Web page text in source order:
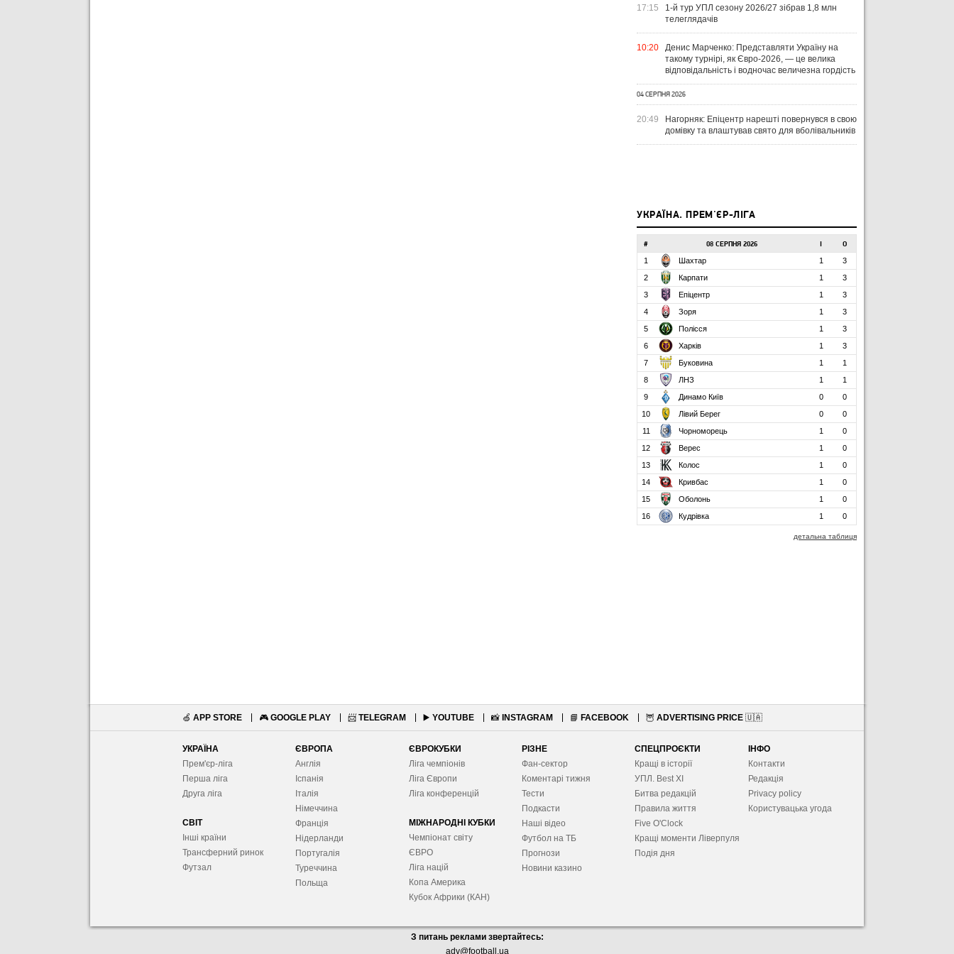
17:15
1-й тур УПЛ сезону 2026/27 зібрав 1,8 млн
телеглядачів
10:20
Денис Марченко: Представляти Україну на
такому турнірі, як Євро-2026, — це велика
відповідальність і водночас величезна гордість
04 СЕРПНЯ 2026
20:49
Нагорняк: Епіцентр нарешті повернувся в свою
домівку та влаштував свято для вболівальників
УКРАЇНА. ПРЕМ'ЄР-ЛІГА
# 08 СЕРПНЯ 2026 О
1 Шахтар 1
3
2
Карпати 1
3
3
Епіцентр 1
3
4
Зоря 1
3
5
Полісся 1
3
6
Харків 1
3
7
Буковина 1
1
8
ЛНЗ 1
1
9
Динамо Київ 0
0
10
Лівий Берег 0
0
11
Чорноморець 1
0
12
Верес 1
0
13
Колос 1
0
14
Кривбас 1
0
15
Оболонь 1
0
16
Кудрівка 1 0
детальна таблиця
🍏 APP STORE 🎮 GOOGLE PLAY 📨 TELEGRAM ▶️ YOUTUBE 📸 INSTAGRAM 📘 FACEBOOK 🦉 ADVERTISING PRICE 🇺🇦
УКРАЇНА
Прем'єр-ліга
Перша ліга
Друга ліга
СВІТ
Інші країни
Трансферний ринок
Футзал
ЄВРОПА
Англія
Іспанія
Італія
Німеччина
Франція
Нідерланди
Португалія
Туреччина
Польща
ЄВРОКУБКИ
Ліга чемпіонів
Ліга Європи
Ліга конференцій
МІЖНАРОДНІ КУБКИ
Чемпіонат світу
ЄВРО
Ліга націй
Копа Америка
Кубок Африки (КАН)
РІЗНЕ
Фан-сектор
Коментарі тижня
Тести
Подкасти
Наші відео
Футбол на ТБ
Прогнози
Новини казино
СПЕЦПРОЄКТИ
Кращі в історії
УПЛ. Best XІ
Битва редакцій
Правила життя
Five O'Clock
Кращі моменти Ліверпуля
Подія дня
ІНФО
Контакти
Редакція
Privacy policy
Користувацька угода
З питань реклами звертайтесь:
adv@football.ua